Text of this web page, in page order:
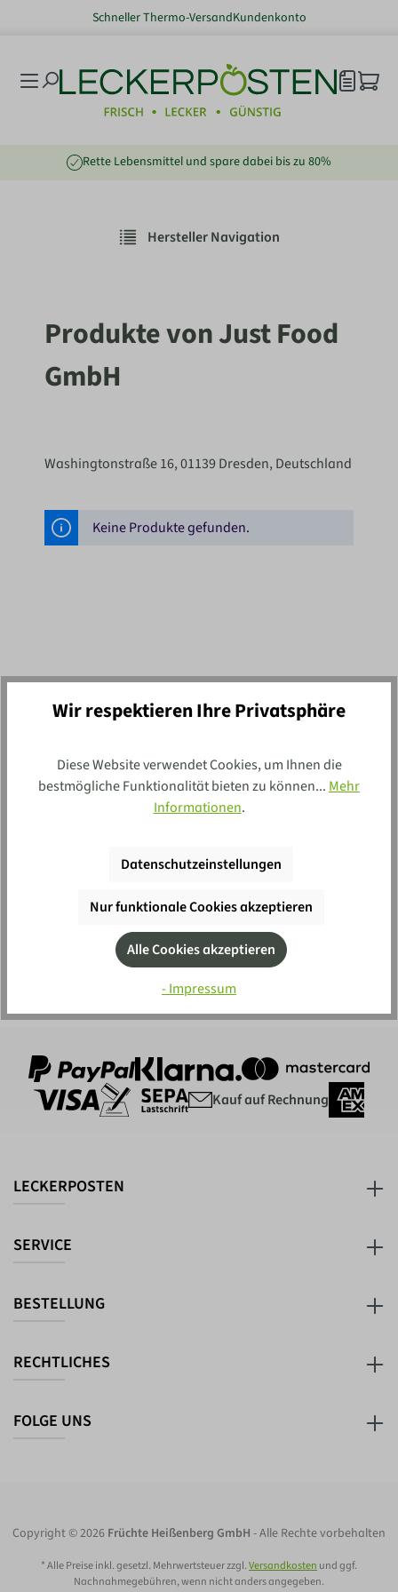
springenSchneller Thermo-VersandKundenkonto
Rette Lebensmittel und spare dabei bis zu 80%
Hersteller Navigation
Produkte von Just Food
GmbH
Washingtonstraße 16, 01139 Dresden, Deutschland
Keine Produkte gefunden.
Newsletter
lass dich regelmäßig von neuen
Schnäppchen und Angeboten überraschen.
deiner Daten und bist damit einverstanden, regelmäßig individuelle
Produktempfehlungen per E-Mail zu erhalten. Weitere Informationen zur
Verwendung deiner Daten und den Abmeldemöglichkeiten findest du in
Datenschutzerklärung.
Kauf auf Rechnung
LECKERPOSTEN
SERVICE
BESTELLUNG
RECHTLICHES
FOLGE UNS
Copyright © 2026 Früchte Heißenberg GmbH - Alle Rechte vorbehalten
* Alle Preise inkl. gesetzl. Mehrwertsteuer zzgl.Versandkosten und ggf.
Nachnahmegebühren, wenn nicht anders angegeben.
Wir respektieren Ihre Privatsphäre
Diese Website verwendet Cookies, um Ihnen die
bestmögliche Funktionalität bieten zu können...Mehr
Informationen.
Datenschutzeinstellungen
Nur funktionale Cookies akzeptieren
Alle Cookies akzeptieren
- Impressum